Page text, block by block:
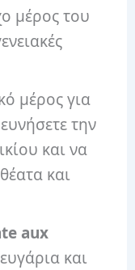
μέρος του
μέρος για
την
και να
και
aux
και